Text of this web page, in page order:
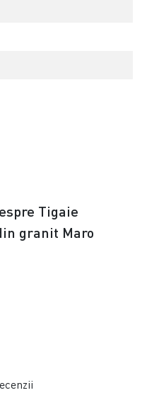
Tigaie
granit Maro